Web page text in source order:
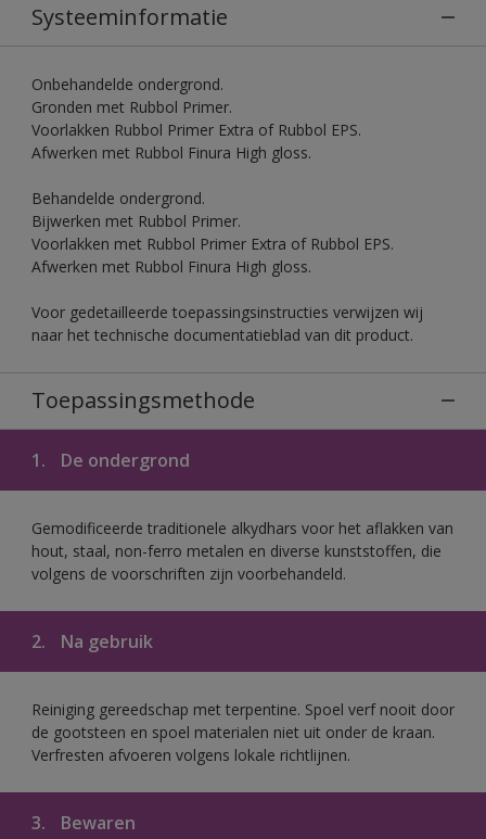
Systeeminformatie
Onbehandelde ondergrond.
Gronden met Rubbol Primer.
Voorlakken Rubbol Primer Extra of Rubbol EPS.
Afwerken met Rubbol Finura High gloss.
Behandelde ondergrond.
Bijwerken met Rubbol Primer.
Voorlakken met Rubbol Primer Extra of Rubbol EPS.
Afwerken met Rubbol Finura High gloss.
Voor gedetailleerde toepassingsinstructies verwijzen wij
naar het technische documentatieblad van dit product.
Toepassingsmethode
1. De ondergrond
Gemodificeerde traditionele alkydhars voor het aflakken van
hout, staal, non-ferro metalen en diverse kunststoffen, die
volgens de voorschriften zijn voorbehandeld.
2. Na gebruik
Reiniging gereedschap met terpentine. Spoel verf nooit door
de gootsteen en spoel materialen niet uit onder de kraan.
Verfresten afvoeren volgens lokale richtlijnen.
3. Bewaren